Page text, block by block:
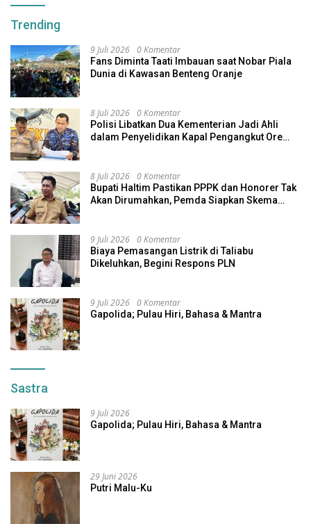
Trending
9 Juli 2026 0 Komentar
Fans Diminta Taati Imbauan saat Nobar Piala
Dunia di Kawasan Benteng Oranje
8 Juli 2026 0 Komentar
Polisi Libatkan Dua Kementerian Jadi Ahli
dalam Penyelidikan Kapal Pengangkut Ore
8 Juli 2026 0 Komentar
Bupati Haltim Pastikan PPPK dan Honorer Tak
Akan Dirumahkan, Pemda Siapkan Skema
9 Juli 2026 0 Komentar
Biaya Pemasangan Listrik di Taliabu
Dikeluhkan, Begini Respons PLN
9 Juli 2026 0 Komentar
Gapolida; Pulau Hiri, Bahasa & Mantra
Sastra
9 Juli 2026
Gapolida; Pulau Hiri, Bahasa & Mantra
29 Juni 2026
Putri Malu-Ku